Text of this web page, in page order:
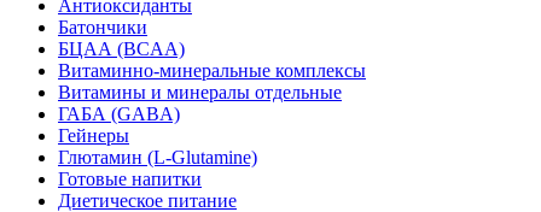
Антиоксиданты
Батончики
БЦАА (BCAA)
Витаминно-минеральные комплексы
Витамины и минералы отдельные
ГАБА (GABA)
Гейнеры
Глютамин (L-Glutamine)
Готовые напитки
Диетическое питание